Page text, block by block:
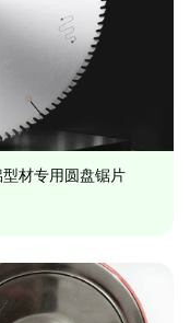
材专用圆盘锯片